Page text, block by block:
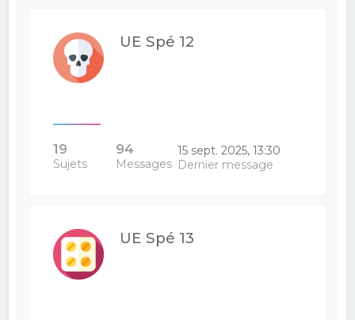
UE Spé 12
19
Sujets
94
Messages
15 sept. 2025, 13:30
Dernier message
UE Spé 13